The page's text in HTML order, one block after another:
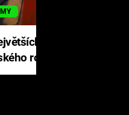
propadáků
roku: Disney na
katastrofě prodělal 200